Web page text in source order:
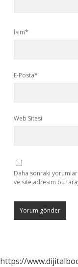
İsim*
E-Posta*
Web Sitesi
Daha sonraki
ve site adresim bu
https://